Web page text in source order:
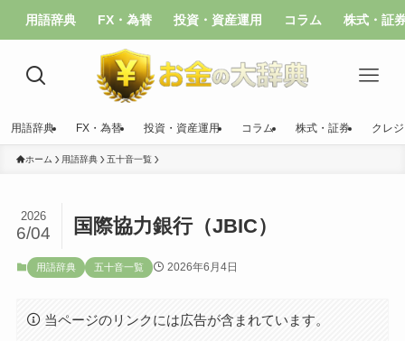
用語辞典 FX・為替 投資・資産運用 コラム 株式・証
用語辞典 FX・為替 投資・資産運用 コラム 株式・証券 クレ
ホーム 用語辞典 五十音一覧
国際協力銀行（JBIC）
2026
6/04
用語辞典 五十音一覧 2026年6月4日
当ページのリンクには広告が含まれています。